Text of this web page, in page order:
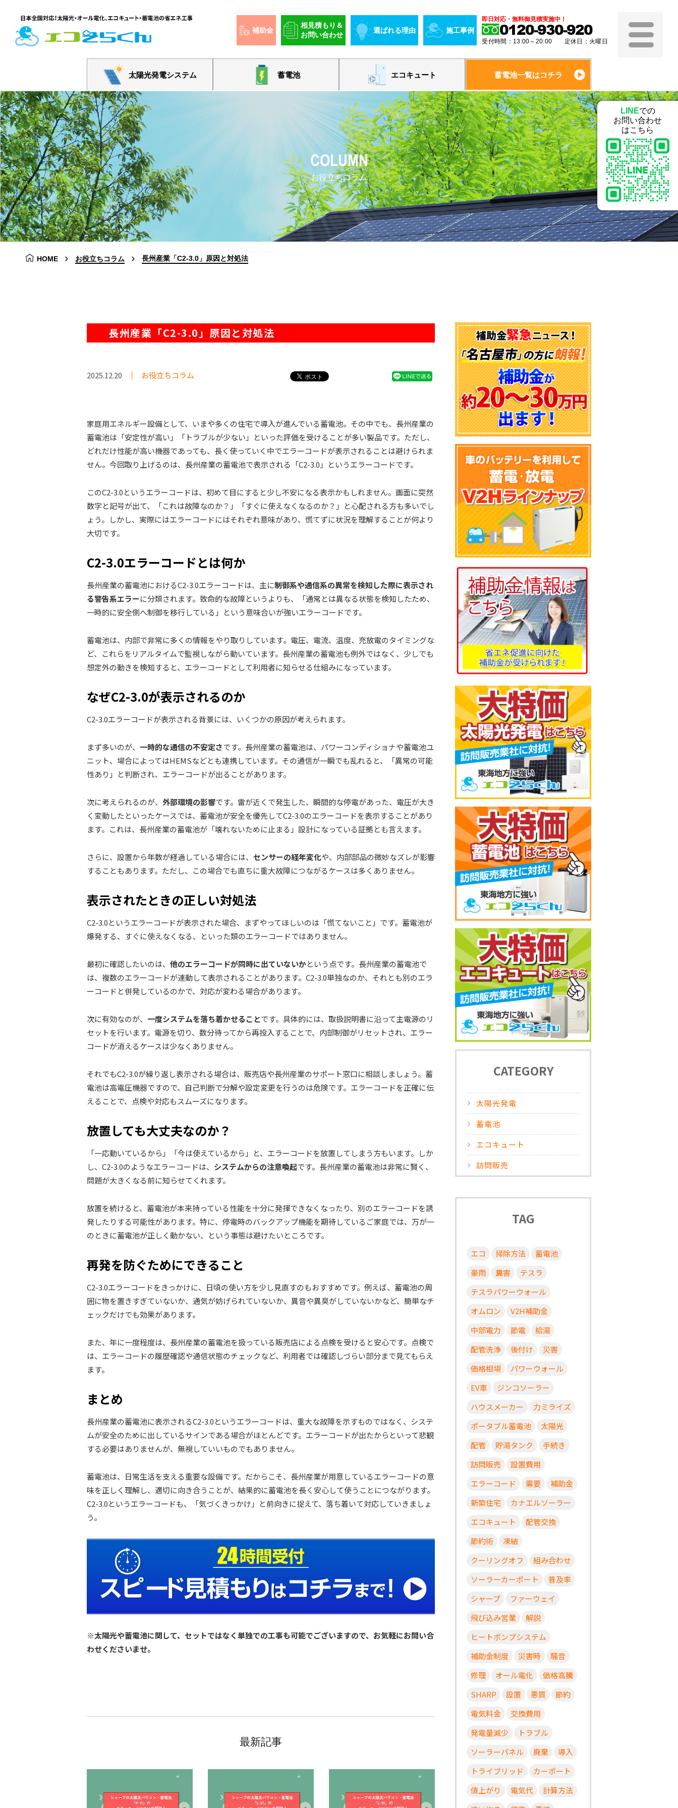
補助金
相見積もり＆
お問い合わせ
選ばれる理由 施工事例
即日対応・無料御見積実施中！
0120-930-920
受付時間：13:00～20:00 定休日：火曜日
太陽光発電システム 蓄電池 エコキュート 蓄電池一覧はコチラ
LINEでの
お問い合わせ
はこちら
COLUMN
お役立ちコラム
HOME お役立ちコラム 長州産業「C2-3.0」原因と対処法
長州産業「C2-3.0」原因と対処法
2025.12.20 お役立ちコラム
家庭用エネルギー設備として、いまや多くの住宅で導入が進んでいる蓄電池。その中でも、長州産業の
蓄電池は「安定性が高い」「トラブルが少ない」といった評価を受けることが多い製品です。ただし、
どれだけ性能が高い機器であっても、長く使っていく中でエラーコードが表示されることは避けられま
せん。今回取り上げるのは、長州産業の蓄電池で表示される「C2-3.0」というエラーコードです。
このC2-3.0というエラーコードは、初めて目にすると少し不安になる表示かもしれません。画面に突然
数字と記号が出て、「これは故障なのか？」「すぐに使えなくなるのか？」と心配される方も多いでし
ょう。しかし、実際にはエラーコードにはそれぞれ意味があり、慌てずに状況を理解することが何より
大切です。
C2-3.0エラーコードとは何か
長州産業の蓄電池におけるC2-3.0エラーコードは、主に制御系や通信系の異常を検知した際に表示され
る警告系エラーに分類されます。致命的な故障というよりも、「通常とは異なる状態を検知したため、
一時的に安全側へ制御を移行している」という意味合いが強いエラーコードです。
蓄電池は、内部で非常に多くの情報をやり取りしています。電圧、電流、温度、充放電のタイミングな
ど、これらをリアルタイムで監視しながら動いています。長州産業の蓄電池も例外ではなく、少しでも
想定外の動きを検知すると、エラーコードとして利用者に知らせる仕組みになっています。
なぜC2-3.0が表示されるのか
C2-3.0エラーコードが表示される背景には、いくつかの原因が考えられます。
まず多いのが、 一時的な通信の不安定さです。長州産業の蓄電池は、パワーコンディショナや蓄電池ユ
ニット、場合によってはHEMSなどとも連携しています。その通信が一瞬でも乱れると、「異常の可能
性あり」と判断され、エラーコードが出ることがあります。
次に考えられるのが、 外部環境の影響です。雷が近くで発生した、瞬間的な停電があった、電圧が大き
く変動したといったケースでは、蓄電池が安全を優先してC2-3.0のエラーコードを表示することがあり
ます。これは、長州産業の蓄電池が「壊れないために止まる」設計になっている証拠とも言えます。
さらに、設置から年数が経過している場合には、 センサーの経年変化や、内部部品の微妙なズレが影響
することもあります。ただし、この場合でも直ちに重大故障につながるケースは多くありません。
表示されたときの正しい対処法
C2-3.0というエラーコードが表示された場合、まずやってほしいのは「慌てないこと」です。蓄電池が
爆発する、すぐに使えなくなる、といった類のエラーコードではありません。
最初に確認したいのは、 他のエラーコードが同時に出ていないかという点です。長州産業の蓄電池で
は、複数のエラーコードが連動して表示されることがあります。C2-3.0単独なのか、それとも別のエラ
ーコードと併発しているのかで、対応が変わる場合があります。
次に有効なのが、 一度システムを落ち着かせることです。具体的には、取扱説明書に沿って主電源のリ
セットを行います。電源を切り、数分待ってから再投入することで、内部制御がリセットされ、エラー
コードが消えるケースは少なくありません。
それでもC2-3.0が繰り返し表示される場合は、販売店や長州産業のサポート窓口に相談しましょう。蓄
電池は高電圧機器ですので、自己判断で分解や設定変更を行うのは危険です。エラーコードを正確に伝
えることで、点検や対応もスムーズになります。
放置しても大丈夫なのか？
「一応動いているから」「今は使えているから」と、エラーコードを放置してしまう方もいます。しか
し、C2-3.0のようなエラーコードは、 システムからの注意喚起です。長州産業の蓄電池は非常に賢く、
問題が大きくなる前に知らせてくれます。
放置を続けると、蓄電池が本来持っている性能を十分に発揮できなくなったり、別のエラーコードを誘
発したりする可能性があります。特に、停電時のバックアップ機能を期待しているご家庭では、万が一
のときに蓄電池が正しく動かない、という事態は避けたいところです。
再発を防ぐためにできること
C2-3.0エラーコードをきっかけに、日頃の使い方を少し見直すのもおすすめです。例えば、蓄電池の周
囲に物を置きすぎていないか、通気が妨げられていないか、異音や異臭がしていないかなど、簡単なチ
ェックだけでも効果があります。
また、年に一度程度は、長州産業の蓄電池を扱っている販売店による点検を受けると安心です。点検で
は、エラーコードの履歴確認や通信状態のチェックなど、利用者では確認しづらい部分まで見てもらえ
ます。
まとめ
長州産業の蓄電池に表示されるC2-3.0というエラーコードは、重大な故障を示すものではなく、システ
ムが安全のために出しているサインである場合がほとんどです。エラーコードが出たからといって悲観
する必要はありませんが、無視していいものでもありません。
蓄電池は、日常生活を支える重要な設備です。だからこそ、長州産業が用意しているエラーコードの意
味を正しく理解し、適切に向き合うことが、結果的に蓄電池を長く安心して使うことにつながります。
C2-3.0というエラーコードも、「気づくきっかけ」と前向きに捉えて、落ち着いて対応していきましょ
う。
※太陽光や蓄電池に関して、セットではなく単独での工事も可能でございますので、お気軽にお問い合
わせくださいませ。
最新記事
CATEGORY
太陽光発電
蓄電池
エコキュート
訪問販売
TAG
エコ 掃除方法
蓄電池
豪雨
糞害
テスラ
テスラパワーウォール
オムロン
V2H補助金
中部電力
節電
給湯
配管洗浄
後付け
災害
価格相場
パワーウォール
EV車
ジンコソーラー
ハウスメーカー
力ミライズ
ポータブル蓄電池
太陽光
配管
貯湯タンク
手続き
訪問販売
設置費用
エラーコード
需要
補助金
新築住宅
カナエルソーラー
エコキュート
配管交換
節約術
凍結
クーリングオフ
組み合わせ
ソーラーカーポート
普及率
シャープ
ファーウェイ
飛び込み営業
解説
ヒートポンプシステム
補助金制度
災害時
騒音
修理
オール電化
価格高騰
SHARP
設置 悪質
節約
電気料金
交換費用
発電量減少
トラブル
ソーラーパネル
廃棄
導入
トライブリッド
カーポート
値上がり
電気代
計算方法